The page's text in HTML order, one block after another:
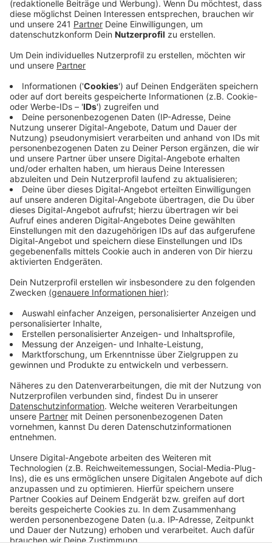
Anzeige
Anzeige
Von diesen Gastfamilien gibt es bereits 170 im ganzen
Rheinland – und vom Zusammenleben profitieren
meist beide Seiten. Außerdem gibt es vom LVR
stetige fachliche Beratung und Unterstützung. Auch
eine finanzielle Aufwandsentschädigung von knapp
1000 Euro im Monat zahlt der Verband.
Als Gastfamilie kann auch eine Einzelperson
funktionieren.Mehr Informationen erhalten
Interessierte beiFrank Möres(Tel. 0221 809-6431)
Anzeige
Weitere Meldungen aus Leverkusen
Anzeige
Leverkusen: Technik-Panne bei der Polizei
Moderne Züge für Leverkusen geplant
Anzeige
Anzeige